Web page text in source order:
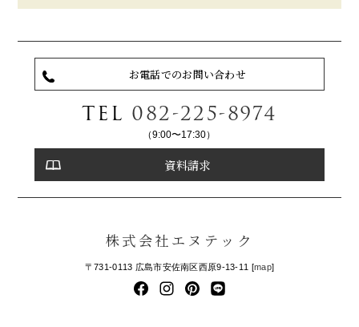
お電話でのお問い合わせ
TEL 082-225-8974
（9:00〜17:30）
資料請求
株式会社エヌテック
〒731-0113 広島市安佐南区西原9-13-11 [map]